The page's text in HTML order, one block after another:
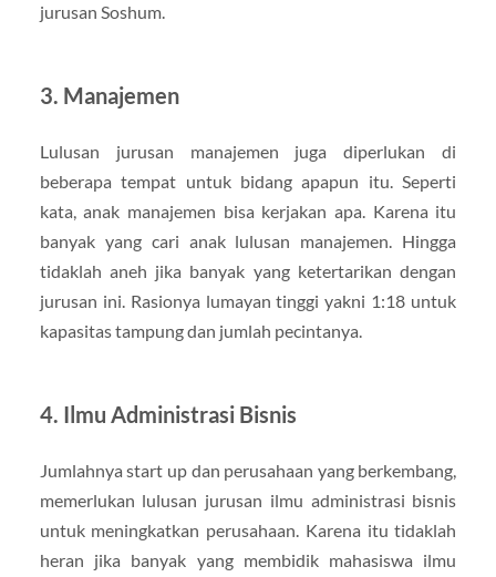
jurusan Soshum.
3. Manajemen
Lulusan jurusan manajemen juga diperlukan di
beberapa tempat untuk bidang apapun itu. Seperti
kata, anak manajemen bisa kerjakan apa. Karena itu
banyak yang cari anak lulusan manajemen. Hingga
tidaklah aneh jika banyak yang ketertarikan dengan
jurusan ini. Rasionya lumayan tinggi yakni 1:18 untuk
kapasitas tampung dan jumlah pecintanya.
4. Ilmu Administrasi Bisnis
Jumlahnya start up dan perusahaan yang berkembang,
memerlukan lulusan jurusan ilmu administrasi bisnis
untuk meningkatkan perusahaan. Karena itu tidaklah
heran jika banyak yang membidik mahasiswa ilmu